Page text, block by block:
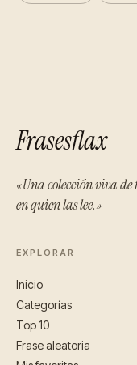
Frasesflax
«Una colección viva
en quien las lee.»
EXPLORAR
Inicio
Categorías
Top 10
Frase aleatoria